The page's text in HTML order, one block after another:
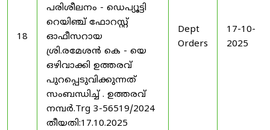
18
പരിശീലനം - ഡെപ്യൂട്ടി
റെയിഞ്ച് ഫോറസ്റ്റ്
ഓഫീസറായ
ശ്രി.രമേശൻ കെ - യെ
ഒഴിവാക്കി ഉത്തരവ്
പുറപ്പെടുവിക്കുന്നത്
സംബന്ധിച്ച് . ഉത്തരവ്
നമ്പർ.Trg 3-56519/2024
തീയതി:17.10.2025
Dept
Orders
17-10-
2025